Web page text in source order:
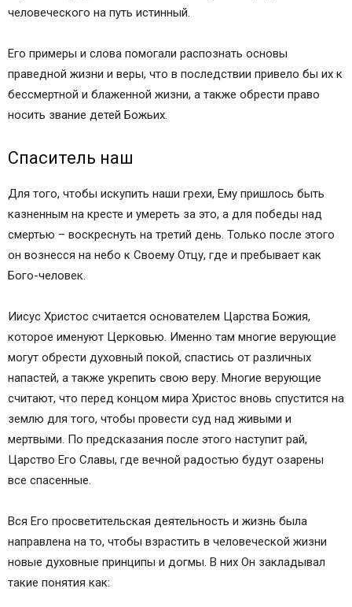
человеческого на путь истинный.
Его примеры и слова помогали распознать основы
праведной жизни и веры, что в последствии привело бы их к
бессмертной и блаженной жизни, а также обрести право
носить звание детей Божьих.
Спаситель наш
Для того, чтобы искупить наши грехи, Ему пришлось быть
казненным на кресте и умереть за это, а для победы над
смертью – воскреснуть на третий день. Только после этого
он вознесся на небо к Своему Отцу, где и пребывает как
Бого-человек.
Иисус Христос считается основателем Царства Божия,
которое именуют Церковью. Именно там многие верующие
могут обрести духовный покой, спастись от различных
напастей, а также укрепить свою веру. Многие верующие
считают, что перед концом мира Христос вновь спустится на
землю для того, чтобы провести суд над живыми и
мертвыми. По предсказания после этого наступит рай,
Царство Его Славы, где вечной радостью будут озарены
все спасенные.
Вся Его просветительская деятельность и жизнь была
направлена на то, чтобы взрастить в человеческой жизни
новые духовные принципы и догмы. В них Он закладывал
такие понятия как: